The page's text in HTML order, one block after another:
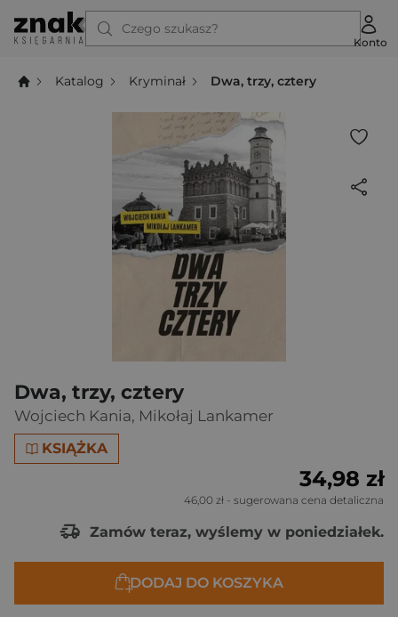
Czego szukasz?
Konto
Katalog Kryminał Dwa, trzy, cztery
Dwa, trzy, cztery
Wojciech Kania, Mikołaj Lankamer
KSIĄŻKA
34,98 zł
46,00 zł - sugerowana cena detaliczna
Zamów teraz, wyślemy w poniedziałek.
DODAJ DO KOSZYKA